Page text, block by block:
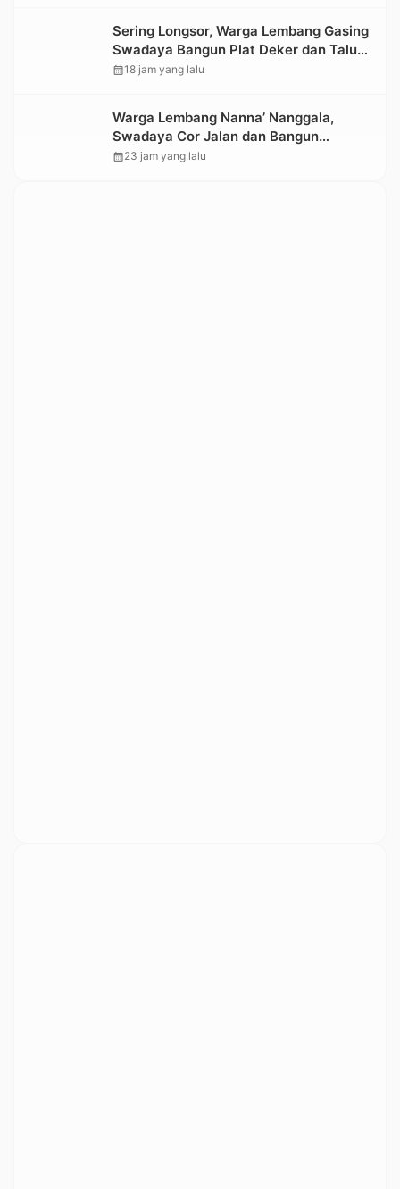
Sering Longsor, Warga Lembang Gasing
Swadaya Bangun Plat Deker dan Talut
Jalan Penghubung Antar Lembang
calendar_month18 jam yang lalu
Warga Lembang Nanna’ Nanggala,
Swadaya Cor Jalan dan Bangun
Jembatan
calendar_month23 jam yang lalu